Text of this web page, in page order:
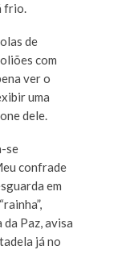
frio.
de
com
ver o
uma
dele.
se
confrade
em
Paz, avisa
já no